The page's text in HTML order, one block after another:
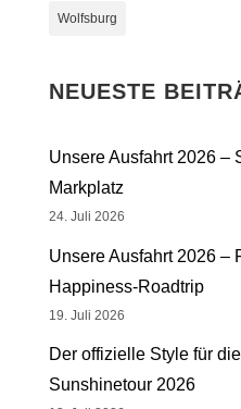
Wolfsburg
NEUESTE
Unsere Ausfahrt 2026 –
Markplatz
24. Juli 2026
Unsere Ausfahrt 2026 –
Happiness-Roadtrip
19. Juli 2026
Der offizielle Style für
Sunshinetour 2026